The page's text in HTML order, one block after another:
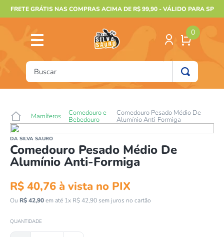
FRETE GRÁTIS NAS COMPRAS ACIMA DE R$ 99,90 - VÁLIDO PARA SP
0
Buscar
Mamíferos Comedouro e
Bebedouro
Comedouro Pesado Médio De
Alumínio Anti-Formiga
DA SILVA SAURO
Comedouro Pesado Médio De
Alumínio Anti-Formiga
R$ 40,76 à vista no PIX
Ou R$42,90em até 1x R$42,90sem juros no cartão
QUANTIDADE
furão
2º
animais
4º
gaiolas bragança